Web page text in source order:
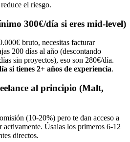
el riesgo.
300€/día si eres mid-level)
bruto, necesitas facturar
200 días al año (descontando
sin proyectos), eso son 280€/día.
si tienes 2+ años de experiencia.
al principio (Malt,
(10-20%) pero te dan acceso a
activamente. Úsalas los primeros 6-12
directos.